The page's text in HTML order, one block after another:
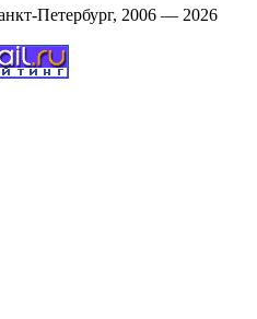
Петербург, 2006 — 2026